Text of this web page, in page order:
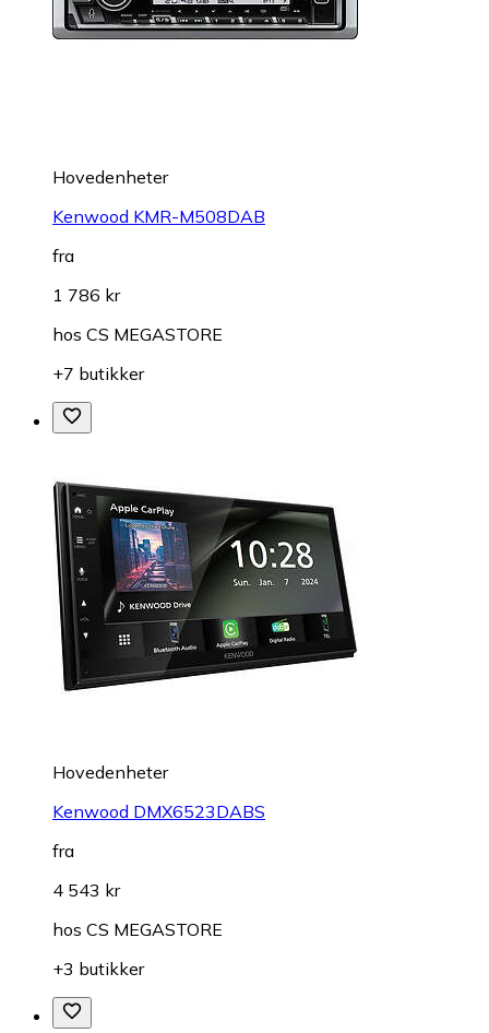
Hovedenheter
Kenwood KMR-M508DAB
fra
1 786 kr
hos CS MEGASTORE
+7 butikker
Hovedenheter
Kenwood DMX6523DABS
fra
4 543 kr
hos CS MEGASTORE
+3 butikker